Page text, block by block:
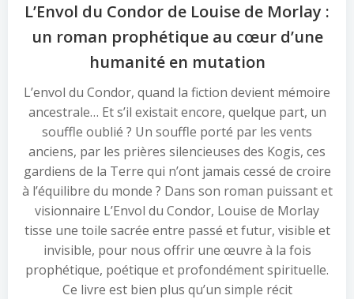
L’Envol du Condor de Louise de Morlay :
un roman prophétique au cœur d’une
humanité en mutation
L’envol du Condor, quand la fiction devient mémoire
ancestrale… Et s’il existait encore, quelque part, un
souffle oublié ? Un souffle porté par les vents
anciens, par les prières silencieuses des Kogis, ces
gardiens de la Terre qui n’ont jamais cessé de croire
à l’équilibre du monde ? Dans son roman puissant et
visionnaire L’Envol du Condor, Louise de Morlay
tisse une toile sacrée entre passé et futur, visible et
invisible, pour nous offrir une œuvre à la fois
prophétique, poétique et profondément spirituelle.
Ce livre est bien plus qu’un simple récit